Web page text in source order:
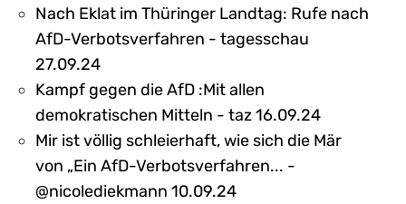
Nach Eklat im Thüringer Landtag: Rufe nach
AfD-Verbotsverfahren - tagesschau
27.09.24
Kampf gegen die AfD :Mit allen
demokratischen Mitteln - taz 16.09.24
Mir ist völlig schleierhaft, wie sich die Mär
von „Ein AfD-Verbotsverfahren... -
@nicolediekmann 10.09.24